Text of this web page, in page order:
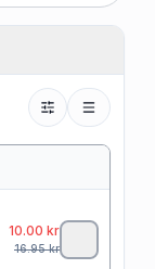
10.00 kr
16.95kr